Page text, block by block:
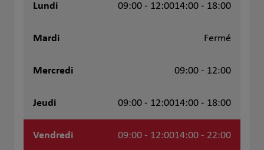
Lundi 09:00 - 12:0014:00 - 18:00
Mardi Fermé
Mercredi 09:00 - 12:00
Jeudi 09:00 - 12:0014:00 - 18:00
Vendredi 09:00 - 12:0014:00 - 22:00